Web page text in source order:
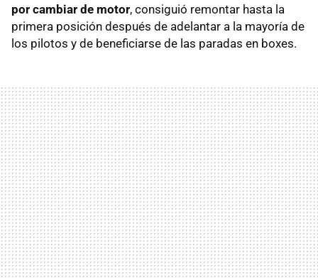
por cambiar de motor, consiguió remontar hasta la
primera posición después de adelantar a la mayoría de
los pilotos y de beneficiarse de las paradas en boxes.